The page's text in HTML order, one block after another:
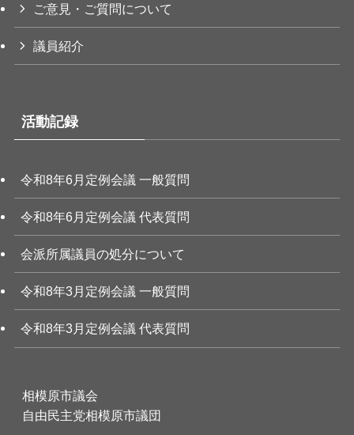
ご意見・ご質問について
議員紹介
活動記録
令和8年6月定例会議 一般質問
令和8年6月定例会議 代表質問
会派所属議員の処分について
令和8年3月定例会議 一般質問
令和8年3月定例会議 代表質問
相模原市議会
自由民主党相模原市議団